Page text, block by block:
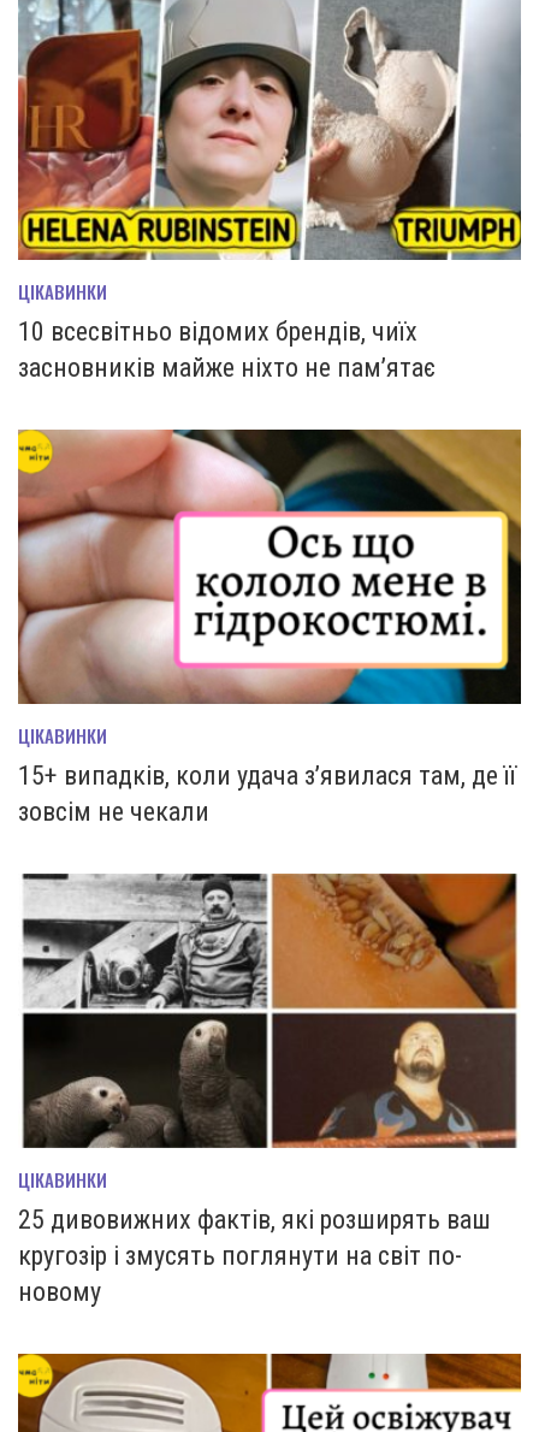
ЦІКАВИНКИ
10 всесвітньо відомих брендів, чиїх
засновників майже ніхто не пам’ятає
ЦІКАВИНКИ
15+ випадків, коли удача з’явилася там, де її
зовсім не чекали
ЦІКАВИНКИ
25 дивовижних фактів, які розширять ваш
кругозір і змусять поглянути на світ по-
новому